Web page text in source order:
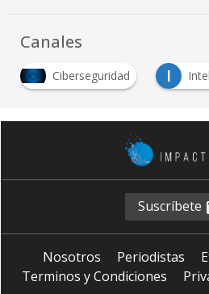
Canales
Ciberseguridad I
Suscríbete
Nosotros Periodistas
Terminos y Condiciones